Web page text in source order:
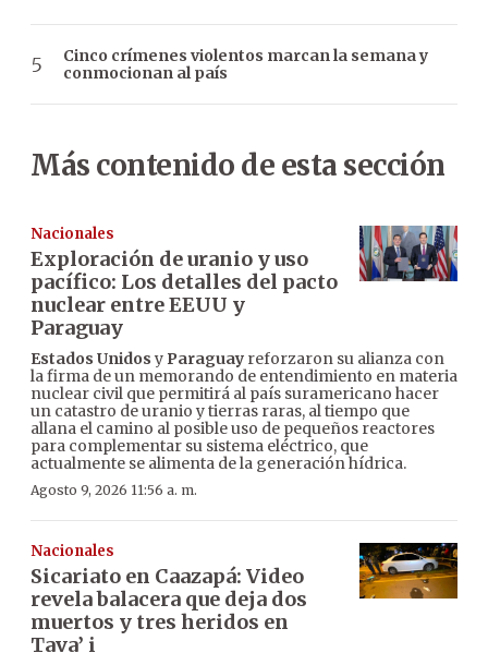
Cinco crímenes violentos marcan la semana y
conmocionan al país
Más contenido de esta sección
Nacionales
Exploración de uranio y uso
pacífico: Los detalles del pacto
nuclear entre EEUU y
Paraguay
Estados Unidos y Paraguay reforzaron su alianza con
la firma de un memorando de entendimiento en materia
nuclear civil que permitirá al país suramericano hacer
un catastro de uranio y tierras raras, al tiempo que
allana el camino al posible uso de pequeños reactores
para complementar su sistema eléctrico, que
actualmente se alimenta de la generación hídrica.
Agosto 9, 2026 11:56 a. m.
Nacionales
Sicariato en Caazapá: Video
revela balacera que deja dos
muertos y tres heridos en
Tava’ i